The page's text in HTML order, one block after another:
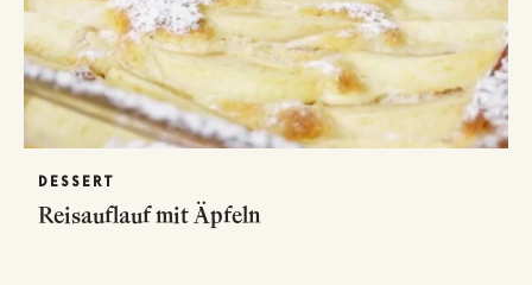
DESSERT
Reisauflauf mit Äpfeln